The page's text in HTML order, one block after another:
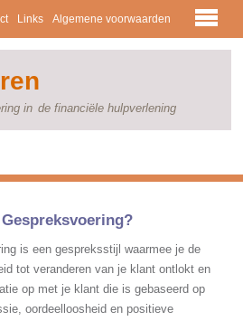
Links Algemene voorwaarden
in de financiële hulpverlening
is een gespreksstijl waarmee je de
tot veranderen van je klant ontlokt en
op met je klant die is gebaseerd op
oordeelloosheid en positieve